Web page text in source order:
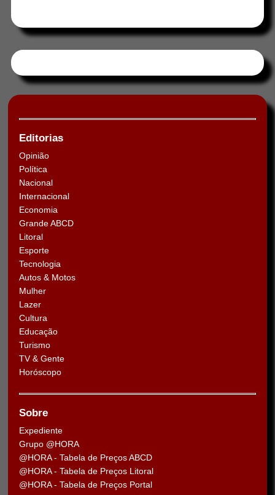
Editorias
Opinião
Política
Nacional
Internacional
Economia
Grande ABCD
Litoral
Esporte
Tecnologia
Autos & Motos
Mulher
Lazer
Cultura
Educação
Turismo
TV & Gente
Horóscopo
Sobre
Expediente
Grupo @HORA
@HORA - Tabela de Preços ABCD
@HORA - Tabela de Preços Litoral
@HORA - Tabela de Preços Portal